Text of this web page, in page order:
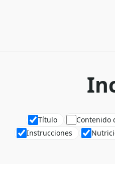
Título Contenido
Instrucciones